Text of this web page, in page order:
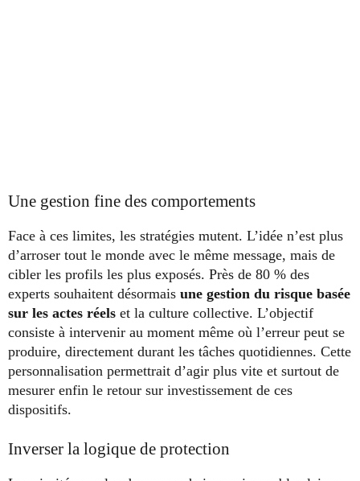
Une gestion fine des comportements
Face à ces limites, les stratégies mutent. L’idée n’est plus
d’arroser tout le monde avec le même message, mais de
cibler les profils les plus exposés. Près de 80 % des
experts souhaitent désormais une gestion du risque basée
sur les actes réels et la culture collective. L’objectif
consiste à intervenir au moment même où l’erreur peut se
produire, directement durant les tâches quotidiennes. Cette
personnalisation permettrait d’agir plus vite et surtout de
mesurer enfin le retour sur investissement de ces
dispositifs.
Inverser la logique de protection